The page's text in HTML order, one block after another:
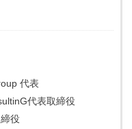
代表
代表取締役
役